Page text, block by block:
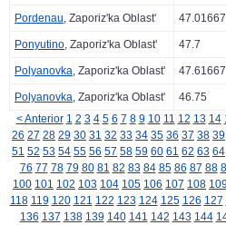
Pordenau, Zaporiz'ka Oblast' 47.01667
Ponyutino, Zaporiz'ka Oblast' 47.7
Polyanovka, Zaporiz'ka Oblast' 47.61667
Polyanovka, Zaporiz'ka Oblast' 46.75
< Anterior 1 2 3 4 5 6 7 8 9 10 11 12 13 14
26 27 28 29 30 31 32 33 34 35 36 37 38 39
51 52 53 54 55 56 57 58 59 60 61 62 63 64
76 77 78 79 80 81 82 83 84 85 86 87 88
100 101 102 103 104 105 106 107 108
118 119 120 121 122 123 124 125 126 127
136 137 138 139 140 141 142 143 144